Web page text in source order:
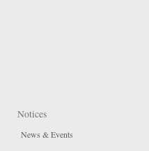
Notices
News & Events